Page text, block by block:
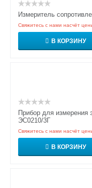
Измеритель
Свяжитесь с нами насчёт
В КОРЗИНУ
Прибор для измерения
ЭС0210/3Г
Свяжитесь с нами насчёт
В КОРЗИНУ